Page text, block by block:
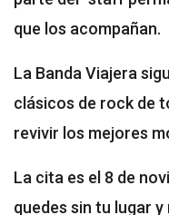
que los acompañan.
La Banda Viajera
clásicos de rock de
revivir los mejores
La cita es el 8 de
quedes sin tu lugar